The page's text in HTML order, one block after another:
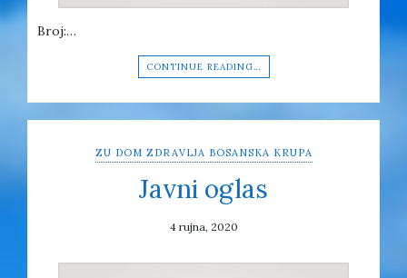
Broj:…
CONTINUE READING…
ZU DOM ZDRAVLJA BOSANSKA KRUPA
Javni oglas
4 rujna, 2020